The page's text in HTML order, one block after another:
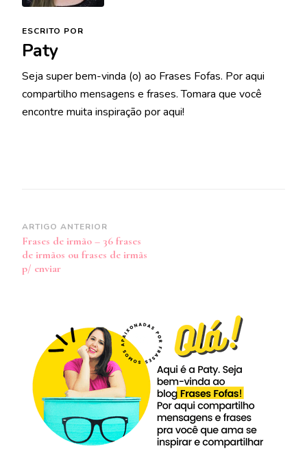
ESCRITO POR
Paty
Seja super bem-vinda (o) ao Frases Fofas. Por aqui
compartilho mensagens e frases. Tomara que você
encontre muita inspiração por aqui!
Navegação
de
post
ARTIGO ANTERIOR
Frases de irmão – 36 frases
de irmãos ou frases de irmãs
p/ enviar